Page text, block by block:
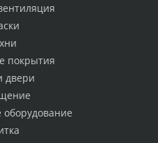
покрытия
двери